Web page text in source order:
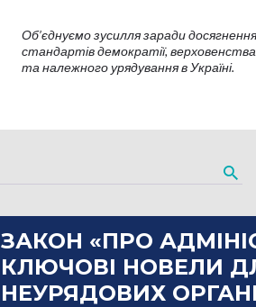
Об’єднуємо зусилля заради досягнення
стандартів демократії,
та належного урядування в Україні.
ЗАКОН «ПРО
КЛЮЧОВІ НОВЕЛИ
НЕУРЯДОВИХ